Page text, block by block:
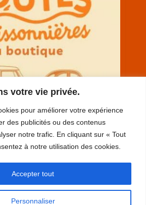
votre vie privée.
pour améliorer votre expérience
des publicités ou des contenus
notre trafic. En cliquant sur « Tout
à notre utilisation des cookies.
Personnaliser
Accepter tout